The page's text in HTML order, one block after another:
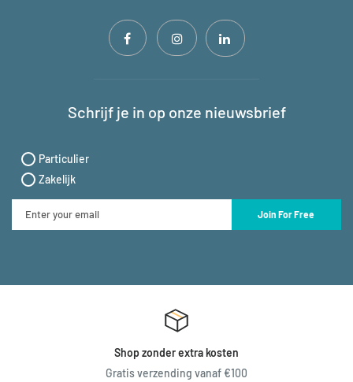
Schrijf je in op onze nieuwsbrief
Particulier
Zakelijk
Join For Free
Shop zonder extra kosten
Gratis verzending vanaf €100